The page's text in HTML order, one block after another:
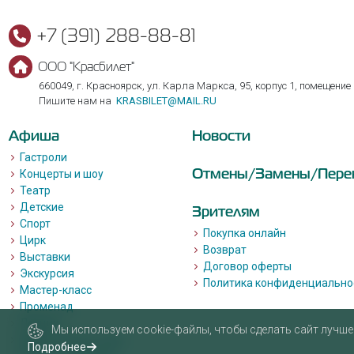
+7 (391) 288-88-81
ООО "Красбилет"
660049, г. Красноярск, ул. Карла Маркса, 95, корпус 1, помещение
Пишите нам на KRASBILET@MAIL.RU
Афиша
Гастроли
Концерты и шоу
Театр
Детские
Спорт
Цирк
Выставки
Экскурсия
Мастер-класс
Променад
Лекции
Квизы, квесты, игры.
Новости
Отмены/Замены/
Зрителям
Покупка онлайн
Возврат
Договор оферты
Политика
Мы используем cookie-файлы, чтобы сделать сайт лучше
Подробнее